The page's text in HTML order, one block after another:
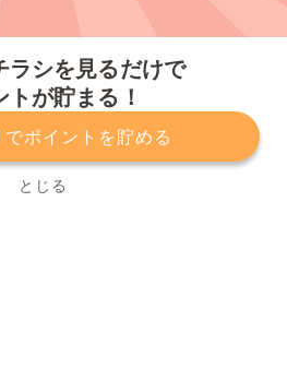
ラシを見るだけで
トが貯まる！
ポイントを貯める
とじる
ー 利用規約
運営会社
い合わせ